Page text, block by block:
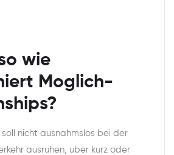
wie
Moglich-
nicht ausnahmslos bei der
ausruhen, uber kurz oder